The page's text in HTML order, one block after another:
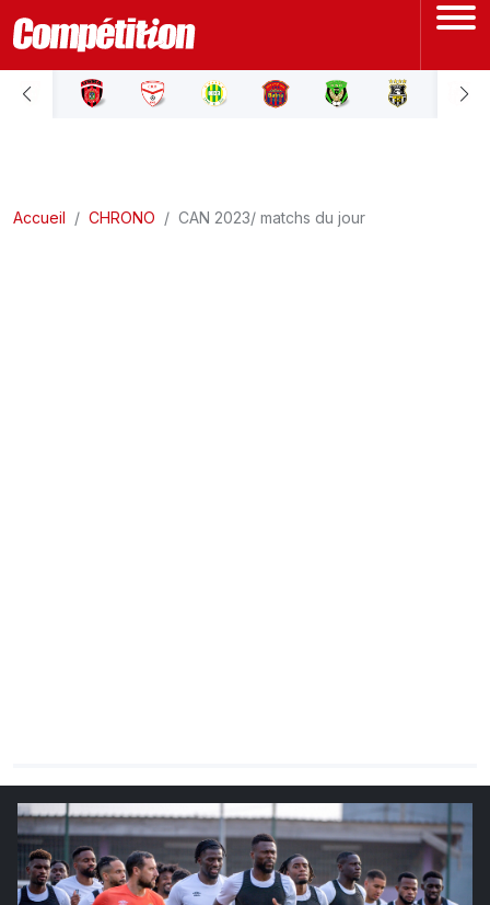
ACCUEIL
LIGUE 2
Accueil CHRONO CAN 2023/ matchs du jour